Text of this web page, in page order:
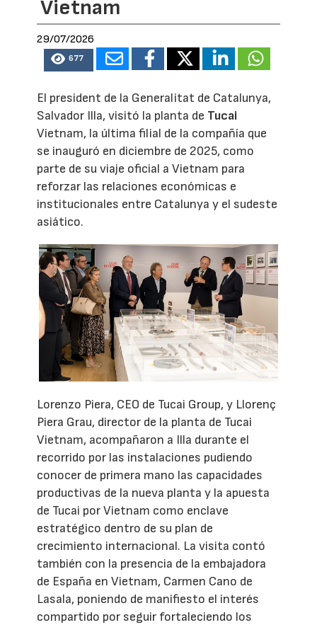
Vietnam
29/07/2026
677
El president de la Generalitat de Catalunya,
Salvador Illa, visitó la planta de Tucai
Vietnam, la última filial de la compañía que
se inauguró en diciembre de 2025, como
parte de su viaje oficial a Vietnam para
reforzar las relaciones económicas e
institucionales entre Catalunya y el sudeste
asiático.
Lorenzo Piera, CEO de Tucai Group, y Llorenç
Piera Grau, director de la planta de Tucai
Vietnam, acompañaron a Illa durante el
recorrido por las instalaciones pudiendo
conocer de primera mano las capacidades
productivas de la nueva planta y la apuesta
de Tucai por Vietnam como enclave
estratégico dentro de su plan de
crecimiento internacional. La visita contó
también con la presencia de la embajadora
de España en Vietnam, Carmen Cano de
Lasala, poniendo de manifiesto el interés
compartido por seguir fortaleciendo los